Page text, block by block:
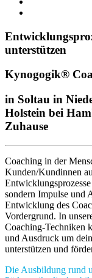
unterstützen
Kynogogik®
in Soltau in
Holstein bei
Zuhause
Coaching in der
Kunden/Kundinnen
sondern Impulse und
Entwicklung des
Vordergrund. In
Coaching-Techniken
und Ausdruck um
unterstützen und
Die Ausbildung rund